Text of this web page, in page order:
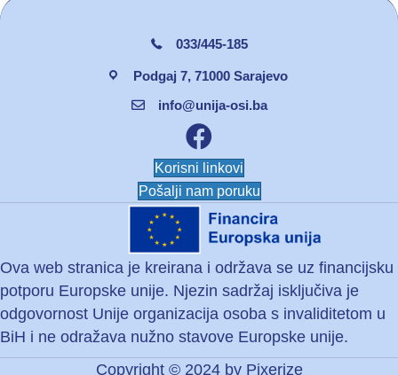
033/445-185
Podgaj 7, 71000 Sarajevo
info@unija-osi.ba
Facebook unija osi
Korisni linkovi
Pošalji nam poruku
Ova web stranica je kreirana i održava se uz financijsku
potporu Europske unije. Njezin sadržaj isključiva je
odgovornost Unije organizacija osoba s invaliditetom u
BiH i ne odražava nužno stavove Europske unije.
Copyright © 2024 by Pixerize